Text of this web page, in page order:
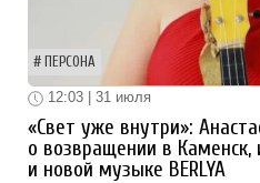
ПЕРСОНА
12:03 | 31 июля
«Свет уже внутри»:
о возвращении в Каменск,
и новой музыке BERLYA